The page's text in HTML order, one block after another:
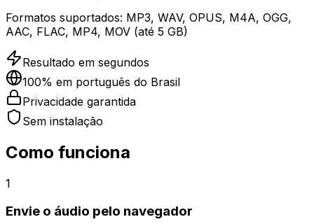
Formatos suportados: MP3, WAV, OPUS, M4A, OGG,
AAC, FLAC, MP4, MOV (até 5 GB)
Resultado em segundos
100% em português do Brasil
Privacidade garantida
Sem instalação
Como funciona
1
Envie o áudio pelo navegador